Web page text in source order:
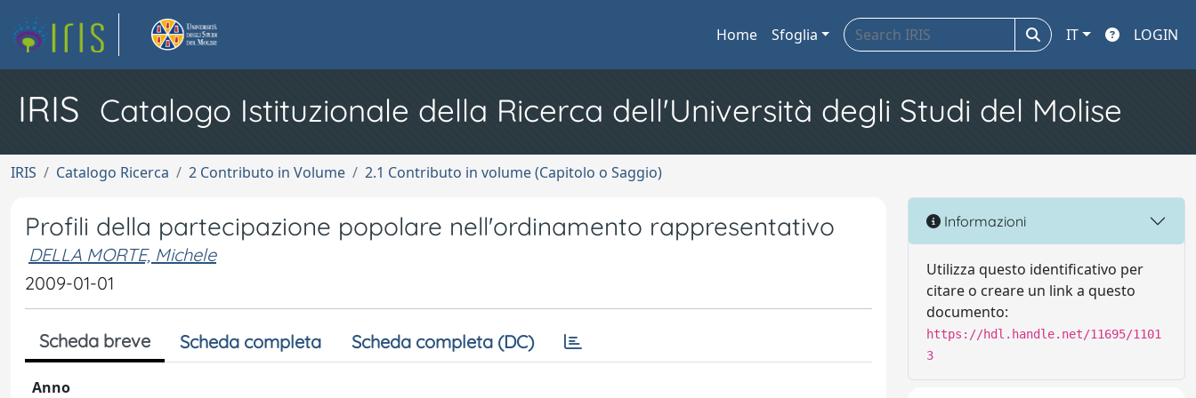
Home Sfoglia IT LOGIN
IRIS Catalogo Istituzionale della Ricerca dell'Università degli Studi del Molise
IRIS Catalogo Ricerca 2 Contributo in Volume 2.1 Contributo in volume (Capitolo o Saggio)
Profili della partecipazione popolare nell'ordinamento rappresentativo
DELLA MORTE, Michele
2009-01-01
Scheda breve Scheda completa Scheda completa (DC)
Anno
Informazioni
Utilizza questo identificativo per
citare o creare un link a questo
documento:
https://hdl.handle.net/11695/1101
3